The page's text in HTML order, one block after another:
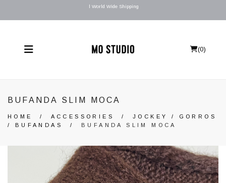
l World Wide Shipping
(0)
BUFANDA SLIM MOCA
HOME / ACCESSORIES /JOCKEY / GORROS
/ BUFANDAS
/ BUFANDA SLIM MOCA